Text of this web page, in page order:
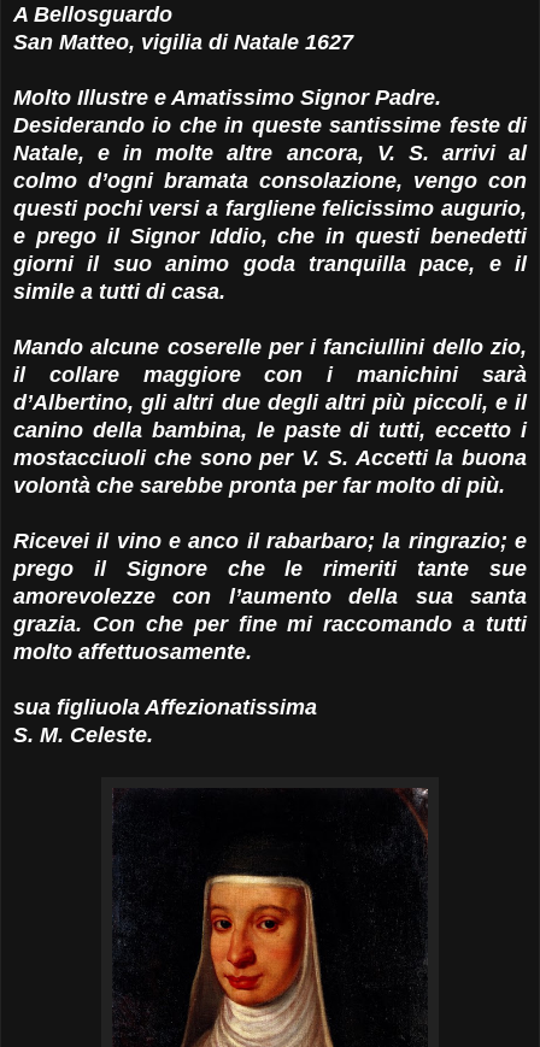
A Bellosguardo
San Matteo, vigilia di Natale 1627
Molto Illustre e Amatissimo Signor Padre.
Desiderando io che in queste santissime feste di
Natale, e in molte altre ancora, V. S. arrivi al
colmo d’ogni bramata consolazione, vengo con
questi pochi versi a fargliene felicissimo augurio,
e prego il Signor Iddio, che in questi benedetti
giorni il suo animo goda tranquilla pace, e il
simile a tutti di casa.
Mando alcune coserelle per i fanciullini dello zio,
il collare maggiore con i manichini sarà
d’Albertino, gli altri due degli altri più piccoli, e il
canino della bambina, le paste di tutti, eccetto i
mostacciuoli che sono per V. S. Accetti la buona
volontà che sarebbe pronta per far molto di più.
Ricevei il vino e anco il rabarbaro; la ringrazio; e
prego il Signore che le rimeriti tante sue
amorevolezze con l’aumento della sua santa
grazia. Con che per fine mi raccomando a tutti
molto affettuosamente.
sua figliuola Affezionatissima
S. M. Celeste.